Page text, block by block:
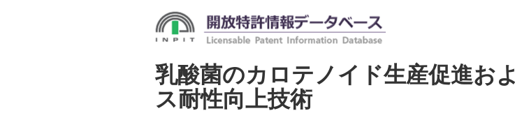
乳酸菌のカロテノイド生産促進お
ス耐性向上技術